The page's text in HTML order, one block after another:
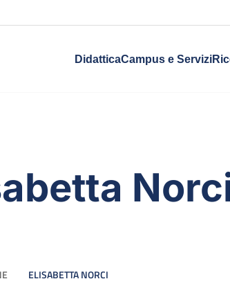
DidatticaCampus e Servizi
ELISABETTA NORCI